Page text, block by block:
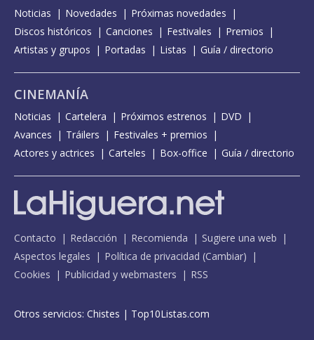
Noticias Novedades
Próximas novedades
Discos históricos
Canciones Festivales
Premios
Artistas y grupos
Portadas Listas Guía / directorio
CINEMANÍA
Noticias Cartelera Próximos estrenos
DVD
Avances
Tráilers
Festivales + premios
Actores y actrices
Carteles Box-office Guía / directorio
Contacto Redacción Recomienda
Sugiere una web
Aspectos legales
Política de privacidad (Cambiar)
Cookies
Publicidad y webmasters RSS
Otros servicios: Chistes | Top10Listas.com